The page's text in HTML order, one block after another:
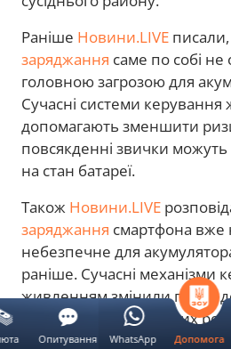
Раніше Новини.LIVE
заряджання саме по собі не
головною загрозою для
Сучасні системи
допомагають зменшити
повсякденні звички
на стан батареї.
Також Новини.LIVE
заряджання смартфона вже
небезпечне для
раніше. Сучасні механізми
живленням змінили підхід
зробили частину старих
неактуальною.
Допомога
Опитування WhatsApp